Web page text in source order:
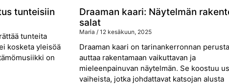
tunteisiin
tunteita
kosketa yleisöä
on
Draaman kaari: Näytelmän
salat
Maria 12 kesäkuun, 2025
Draaman kaari on tarinankerronnan
auttaa rakentamaan vaikuttavan ja
mieleenpainuvan näytelmän. Se koostuu
vaiheista, jotka johdattavat katsojan alusta